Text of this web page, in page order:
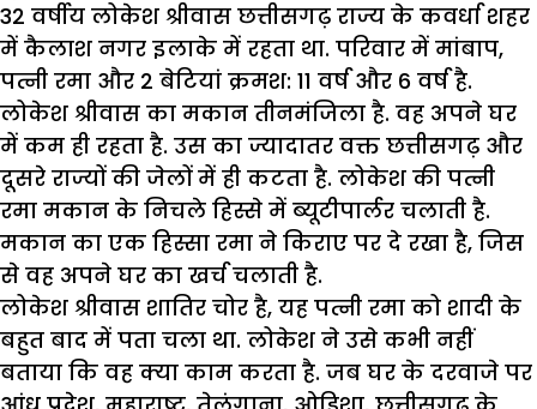
32 वर्षीय लोकेश श्रीवास छत्तीसगढ़ राज्य के कवर्धा शहर
में कैलाश नगर इलाके में रहता था. परिवार में मांबाप,
पत्नी रमा और 2 बेटियां क्रमश: 11 वर्ष और 6 वर्ष है.
लोकेश श्रीवास का मकान तीनमंजिला है. वह अपने घर
में कम ही रहता है. उस का ज्यादातर वक्त छत्तीसगढ़ और
दूसरे राज्यों की जेलों में ही कटता है. लोकेश की पत्नी
रमा मकान के निचले हिस्से में ब्यूटीपार्लर चलाती है.
मकान का एक हिस्सा रमा ने किराए पर दे रखा है, जिस
से वह अपने घर का खर्च चलाती है.
लोकेश श्रीवास शातिर चोर है, यह पत्नी रमा को शादी के
बहुत बाद में पता चला था. लोकेश ने उसे कभी नहीं
बताया कि वह क्या काम करता है. जब घर के दरवाजे पर